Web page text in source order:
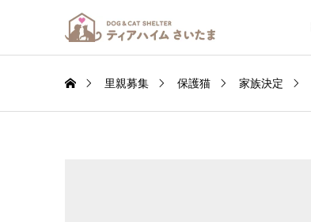
里親募集 保護猫 家族決定